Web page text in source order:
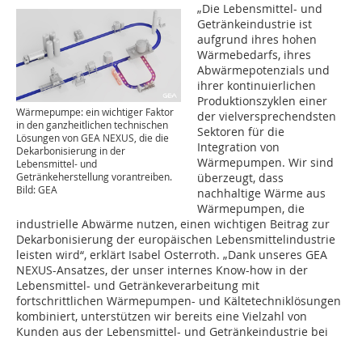
Wärmepumpe: ein wichtiger Faktor
in den ganzheitlichen technischen
Lösungen von GEA NEXUS, die die
Dekarbonisierung in der
Lebensmittel- und
Getränkeherstellung vorantreiben.
Bild: GEA
„Die Lebensmittel- und
Getränkeindustrie ist
aufgrund ihres hohen
Wärmebedarfs, ihres
Abwärmepotenzials und
ihrer kontinuierlichen
Produktionszyklen einer
der vielversprechendsten
Sektoren für die
Integration von
Wärmepumpen. Wir sind
überzeugt, dass
nachhaltige Wärme aus
Wärmepumpen, die
industrielle Abwärme nutzen, einen wichtigen Beitrag zur
Dekarbonisierung der europäischen Lebensmittelindustrie
leisten wird“, erklärt Isabel Osterroth. „Dank unseres GEA
NEXUS-Ansatzes, der unser internes Know-how in der
Lebensmittel- und Getränkeverarbeitung mit
fortschrittlichen Wärmepumpen- und Kältetechniklösungen
kombiniert, unterstützen wir bereits eine Vielzahl von
Kunden aus der Lebensmittel- und Getränkeindustrie bei